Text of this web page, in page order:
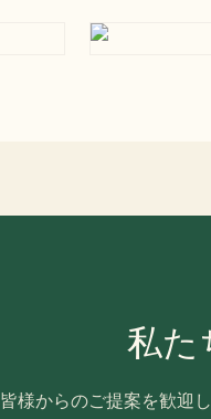
私た
皆様からのご提案を歓迎